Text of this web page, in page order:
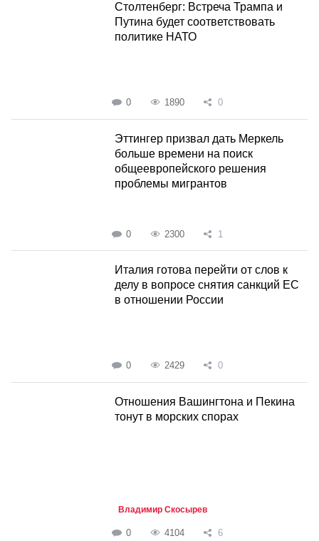
Столтенберг: Встреча Трампа и
Путина будет соответствовать
политике НАТО
0 1890 0
Эттингер призвал дать Меркель
больше времени на поиск
общеевропейского решения
проблемы мигрантов
0 2300 1
Италия готова перейти от слов к
делу в вопросе снятия санкций ЕС
в отношении России
0 2429 0
Отношения Вашингтона и Пекина
тонут в морских спорах
Владимир Скосырев
0 4104 6